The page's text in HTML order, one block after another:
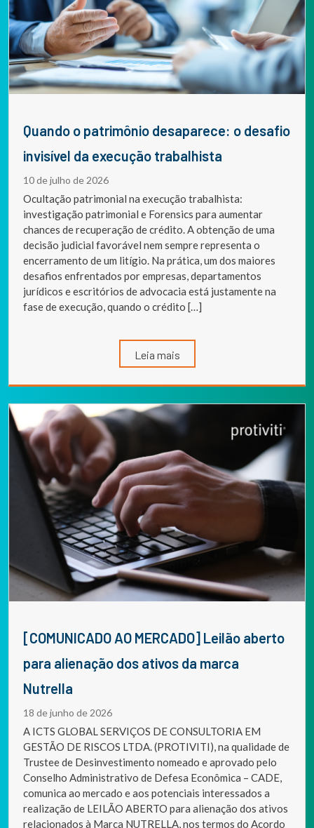
Quando o patrimônio desaparece: o desafio
invisível da execução trabalhista
10 de julho de 2026
Ocultação patrimonial na execução trabalhista:
investigação patrimonial e Forensics para aumentar
chances de recuperação de crédito. A obtenção de uma
decisão judicial favorável nem sempre representa o
encerramento de um litígio. Na prática, um dos maiores
desafios enfrentados por empresas, departamentos
jurídicos e escritórios de advocacia está justamente na
fase de execução, quando o crédito […]
Leia mais
[COMUNICADO AO MERCADO] Leilão aberto
para alienação dos ativos da marca
Nutrella
18 de junho de 2026
A ICTS GLOBAL SERVIÇOS DE CONSULTORIA EM
GESTÃO DE RISCOS LTDA. (PROTIVITI), na qualidade de
Trustee de Desinvestimento nomeado e aprovado pelo
Conselho Administrativo de Defesa Econômica – CADE,
comunica ao mercado e aos potenciais interessados a
realização de LEILÃO ABERTO para alienação dos ativos
relacionados à Marca NUTRELLA, nos termos do Acordo